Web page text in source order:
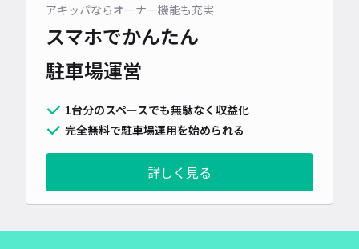
アキッパならオーナー機能も充実
スマホでかんたん
駐車場運営
1台分のスペースでも無駄なく収益化
完全無料で駐車場運用を始められる
詳しく見る